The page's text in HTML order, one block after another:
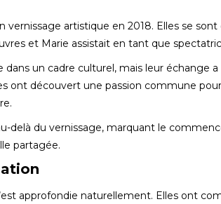
vernissage artistique en 2018. Elles se
et Marie assistait en tant que
un cadre culturel, mais leur échange
ont découvert une passion commune
delà du vernissage, marquant le
partagée.
approfondie naturellement. Elles ont